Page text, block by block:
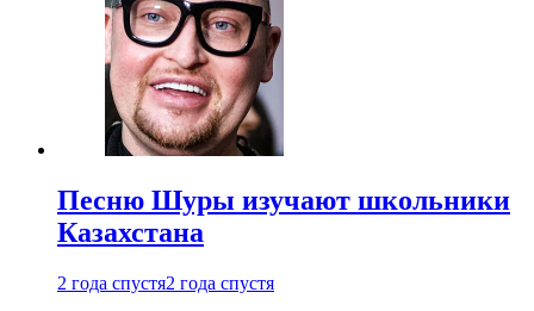
Песню Шуры изучают школьники
Казахстана
2 года спустя2 года спустя